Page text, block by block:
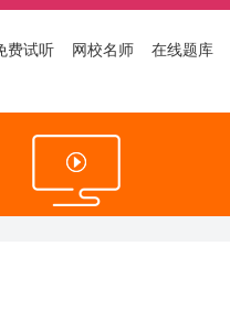
费试听 网校名师 在线题库